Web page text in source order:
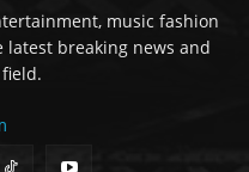
music fashion
breaking news and